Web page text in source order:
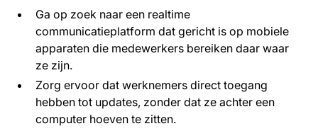
Ga op zoek naar een realtime
communicatieplatform dat gericht is op mobiele
apparaten die medewerkers bereiken daar waar
ze zijn.
Zorg ervoor dat werknemers direct toegang
hebben tot updates, zonder dat ze achter een
computer hoeven te zitten.